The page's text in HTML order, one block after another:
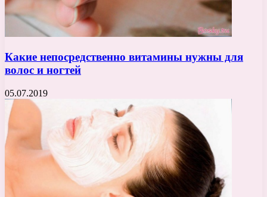
Какие непосредственно витамины нужны для
волос и ногтей
05.07.2019